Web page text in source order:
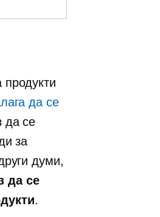
да се
да се
за
думи,
да се
.